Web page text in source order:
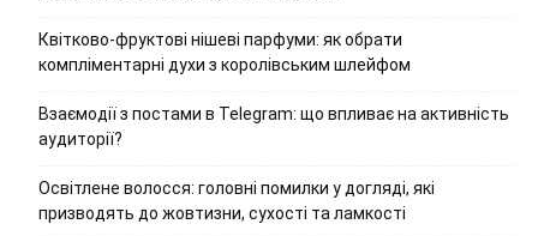
Квітково-фруктові нішеві парфуми: як обрати
компліментарні духи з королівським шлейфом
Взаємодії з постами в Telegram: що впливає на активність
аудиторії?
Освітлене волосся: головні помилки у догляді, які
призводять до жовтизни, сухості та ламкості